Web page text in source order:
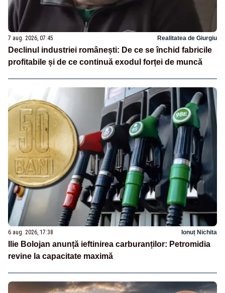
7 aug. 2026, 07:45 Realitatea de Giurgiu
Declinul industriei românești: De ce se închid fabricile
profitabile și de ce continuă exodul forței de muncă
6 aug. 2026, 17:38 Ionuț Nichita
Ilie Bolojan anunță ieftinirea carburanților: Petromidia
revine la capacitate maximă